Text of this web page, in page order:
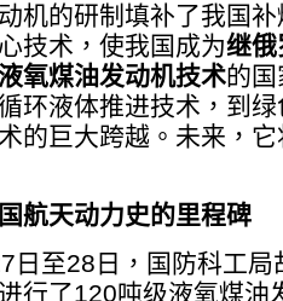
机的研制填补了我国
技术，使我国成为继俄
氧煤油发动机技术的
环液体推进技术，到
的巨大跨越。未来，
航天动力史的里程碑
日至28日，国防科工
行了120吨级液氧煤油